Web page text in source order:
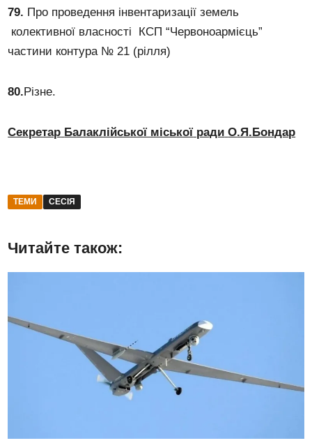
79. Про проведення інвентаризації земель
колективної власності КСП “Червоноармієць”
частини контура № 21 (рілля)
80.Різне.
Секретар Балаклійської міської ради О.Я.Бондар
ТЕМИ СЕСІЯ
Читайте також: